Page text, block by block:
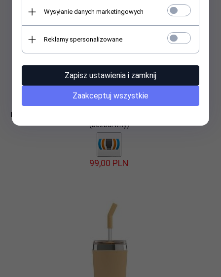
(bezbarwny)
99,00 PLN
Wysyłanie danych marketingowych
Reklamy spersonalizowane
Zapisz ustawienia i zamknij
Zaakceptuj wszystkie